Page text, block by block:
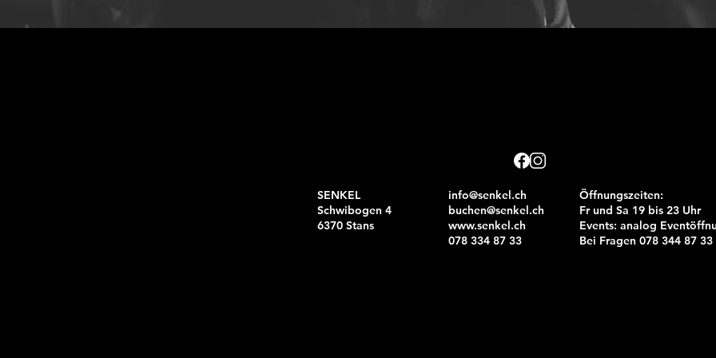
SENKEL
Schwibogen 4
6370 Stans
info@senkel.ch
buchen@senkel.ch
www.senkel.ch
​078 334 87 33
Öffnungszeiten:
Fr und Sa 19 bis 23 Uhr
Events: analog
Bei Fragen 078 344 87 33